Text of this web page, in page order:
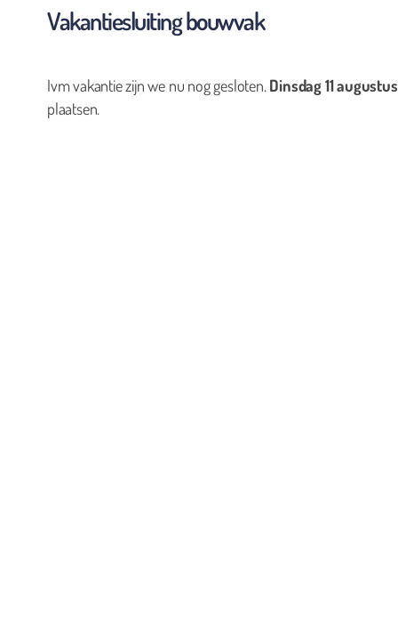
Vakantiesluiting bouwvak
Ivm vakantie zijn we nu nog gesloten. Dinsdag 11 augustus
plaatsen.